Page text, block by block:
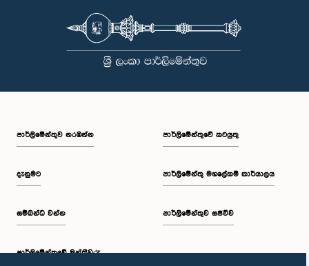
පාර්ලි‌මේන්තුව නරඹන්න
දැනුමට
සම්බන්ධ වන්න
පාර්ලි‌මේන්තුවේ මන්ත්‍රීවරු
පාර්ලිමේන්තුවේ කටයුතු
පාර්ලිමේන්තු මහලේකම් කාර්යාලය
පාර්ලිමේන්තුව සජීවීව